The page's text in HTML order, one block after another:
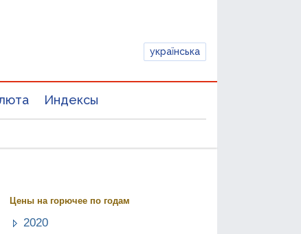
українська
Индексы
Цены на горючее по годам
2020